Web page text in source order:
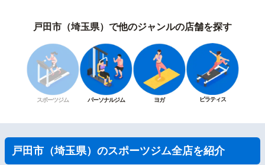
戸田市（埼玉県）で他のジャンルの店舗を探す
スポーツジム パーソナルジム ヨガ ピラティス
戸田市（埼玉県）のスポーツジム全店を紹介